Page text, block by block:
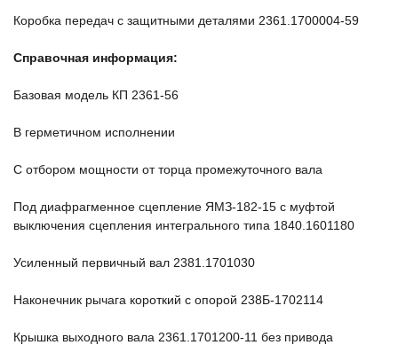
Коробка передач с защитными деталями 2361.1700004-59
Справочная информация:
Базовая модель КП 2361-56
В герметичном исполнении
С отбором мощности от торца промежуточного вала
Под диафрагменное сцепление ЯМЗ-182-15 с муфтой
выключения сцепления интегрального типа 1840.1601180
Усиленный первичный вал 2381.1701030
Наконечник рычага короткий с опорой 238Б-1702114
Крышка выходного вала 2361.1701200-11 без привода